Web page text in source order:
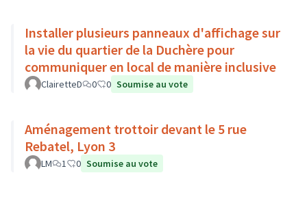
Installer plusieurs panneaux d'affichage sur
la vie du quartier de la Duchère pour
communiquer en local de manière inclusive
ClairetteD 0 0 Soumise au vote
Aménagement trottoir devant le 5 rue
Rebatel, Lyon 3
LM 1 0 Soumise au vote